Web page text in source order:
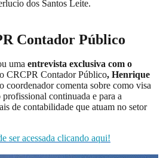
dos Santos Leite.
Contador Público
uma entrevista exclusiva com o
CRCPR Contador Público, Henrique
coordenador comenta sobre como visa
continuada e para a
de contabilidade que atuam no setor
ser acessada clicando aqui!